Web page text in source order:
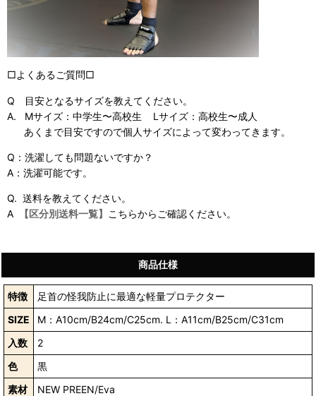
□よくあるご質問□
Q 目安となるサイズを教えてください。
A. Mサイズ：中学生〜高校生 Lサイズ：高校生〜成人
あくまで目安ですので個人サイズによって変わってきます。
Q：洗濯しても問題ないですか？
A：洗濯可能です。
Q. 送料を教えてください。
A
【区分別送料一覧】 こちらからご確認ください。
商品仕様
特徴
足首の怪我防止に最適な軽量プロテクター
SIZE
M：A10cm/B24cm/C25cm. L：A11cm/B25cm/C31cm
入数
2
色
黒
素材
NEW PREEN/Eva